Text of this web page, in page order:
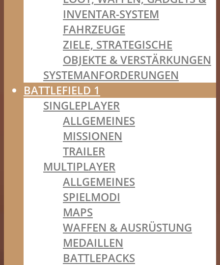
INVENTAR-SYSTEM
FAHRZEUGE
ZIELE, STRATEGISCHE
OBJEKTE & VERSTÄRKUNGEN
SYSTEMANFORDERUNGEN
BATTLEFIELD 1
SINGLEPLAYER
ALLGEMEINES
MISSIONEN
TRAILER
MULTIPLAYER
ALLGEMEINES
SPIELMODI
MAPS
WAFFEN & AUSRÜSTUNG
MEDAILLEN
BATTLEPACKS